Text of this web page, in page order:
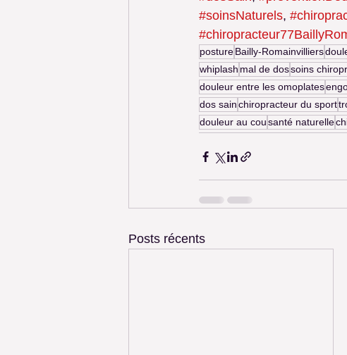
#soinsNaturels,
postureBailly-Romainvilliers
whiplash mal de dossoins
douleur entre les omoplates
dos sainchiropracteur du sport
douleur au cousanté naturelle
Posts récents